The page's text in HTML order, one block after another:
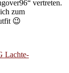
vertreten.
zum
😉
Lachte-